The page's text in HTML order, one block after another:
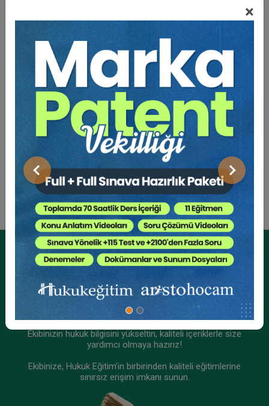
×
Önceki Sonraki
Sermaye Piyasası Hukuku - IV. Ticaret Hukuku
Kongresi - XII. Oturum
360 TL
Tüketici Hukuku Enstitüsü
Eğitmen Hakkında
Sosyal Medya
Kurumsal Üyelikler İçin
Kurumsal Teklif Alın
Ekibinizin hukuk bilgisini yükseltin, kaliteli içeriklerle size
yardımcı olmaya hazırız!
Ekibinize, Hukuk Eğitim’in birbirinden kaliteli eğitimlerine
sınırsız erişim imkanı sunun.